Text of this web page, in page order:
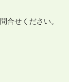
合せください。